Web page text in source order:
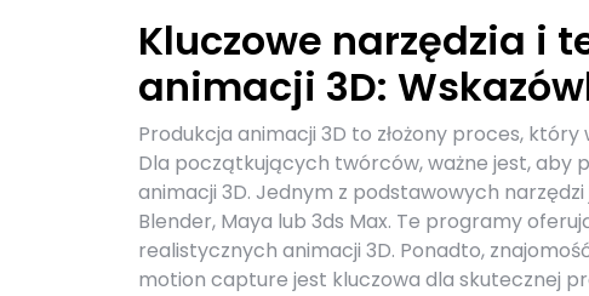
Kluczowe narzędzia i
animacji 3D:
Produkcja animacji 3D to złożony proces,
Dla początkujących twórców, ważne jest, aby
animacji 3D. Jednym z podstawowych
Blender, Maya lub 3ds Max. Te programy
realistycznych animacji 3D. Ponadto,
motion capture jest kluczowa dla skutecznej